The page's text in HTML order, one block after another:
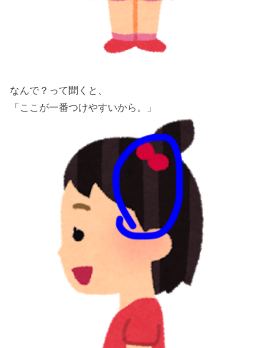
なんで？って聞くと、
「ここが一番つけやすいから。」